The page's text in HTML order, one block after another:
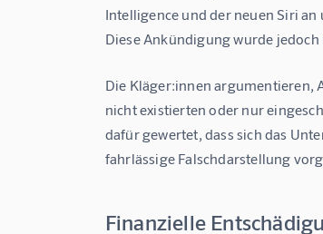
Intelligence und der neuen Siri
Diese Ankündigung wurde
Die Kläger:innen argumentieren,
nicht existierten oder nur
dafür gewertet, dass sich das
fahrlässige Falschdarstellung
Finanzielle